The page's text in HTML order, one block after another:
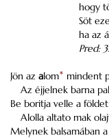
hogy
Söt
ha az
Pred:
Jön az alom* mindent
Az éjjelnek barna
Be boritja velle a földet
Alolla altato mak
Melynek balsamában